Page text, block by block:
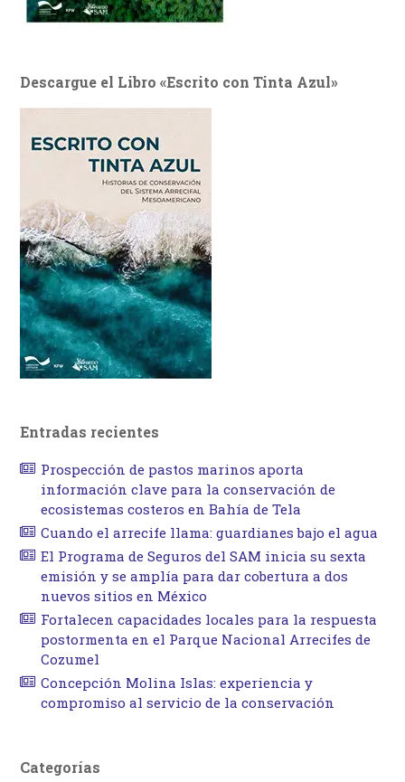
Descargue el Libro «Escrito con Tinta Azul»
Entradas recientes
Prospección de pastos marinos aporta
información clave para la conservación de
ecosistemas costeros en Bahía de Tela
Cuando el arrecife llama: guardianes bajo el agua
El Programa de Seguros del SAM inicia su sexta
emisión y se amplía para dar cobertura a dos
nuevos sitios en México
Fortalecen capacidades locales para la respuesta
postormenta en el Parque Nacional Arrecifes de
Cozumel
Concepción Molina Islas: experiencia y
compromiso al servicio de la conservación
Categorías